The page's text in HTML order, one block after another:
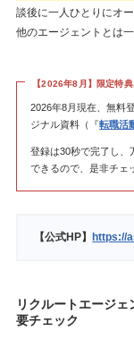
談後に一人ひとりにオ
他のエージェントとは
【2026年8月】限定特典
2026年8月現在、無料
ジナル資料（『転職活
登録は30秒で完了し、
できるので、是非チェ
【公式HP】 https://
リクルートエージ
要チェック